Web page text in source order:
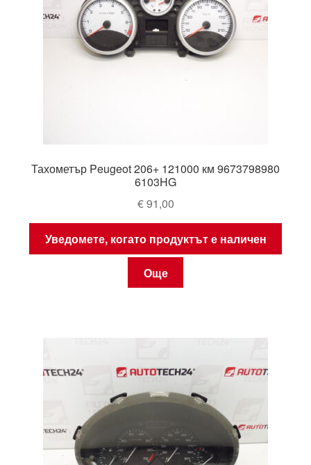
Тахометър Peugeot 206+ 121000 км 9673798980
6103HG
€91,00
Уведомете, когато продуктът е наличен
Още